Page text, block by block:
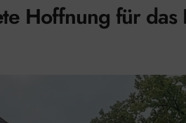
Hoffnung für das